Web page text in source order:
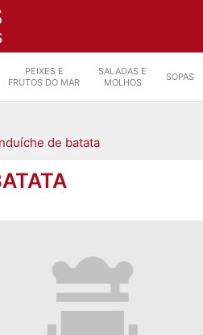
PEIXES E
FRUTOS DO MAR
SALADAS E
MOLHOS
SOPAS
de batata